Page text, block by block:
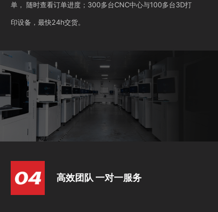
单， 随时查看订单进度；300多台CNC中心与100多台3D打
印设备，最快24h交货。
高效团队 一对一服务